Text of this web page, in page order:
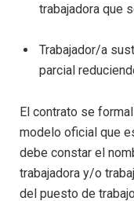
trabajadora que
Trabajador/a
parcial
El contrato se
modelo oficial que
debe constar el
trabajadora y/o
del puesto de